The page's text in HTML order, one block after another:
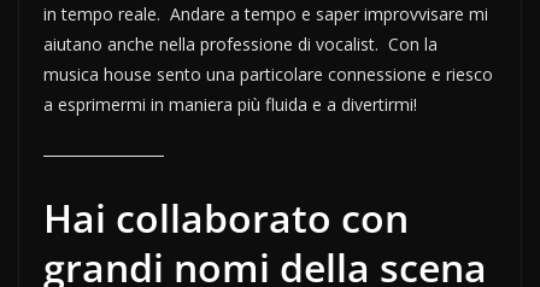
in tempo reale. Andare a tempo e saper improvvisare mi
aiutano anche nella professione di vocalist. Con la
musica house sento una particolare connessione e riesco
a esprimermi in maniera più fluida e a divertirmi!
Hai collaborato con
grandi nomi della scena